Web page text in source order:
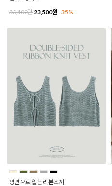
36,100원 23,500원 35%
양면으로 입는 리본조끼